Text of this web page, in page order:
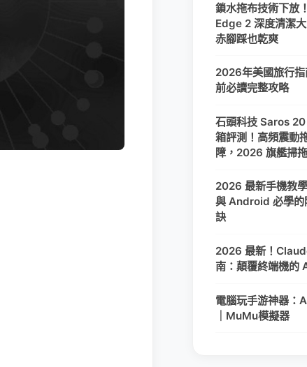
鎖水拖布技術下放
Edge 2 深度清潔
赤腳踩也乾爽
2026年美國旅行
前必讀完整攻略
石頭科技 Saros
箱評測！高頻震動
障，2026 旗艦掃
2026 最新手機教
與 Android 必學的
訣
2026 最新！
南：顛覆終端機的
電腦玩手游神器：
｜MuMu模擬器